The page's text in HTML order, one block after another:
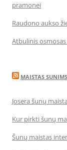
pramonei
Raudono aukso
Atbulinis
MAISTAS SUNIMS
Josera šunų
Kur pirkti šunų
Šunų maistas